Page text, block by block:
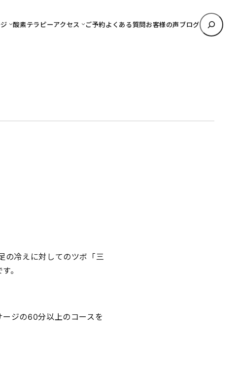
酸素テラピーアクセス ご予約よくある質問 お客様の声ブログ
検
索
の冷えに対してのツボ「三
。
ジの60分以上のコースを